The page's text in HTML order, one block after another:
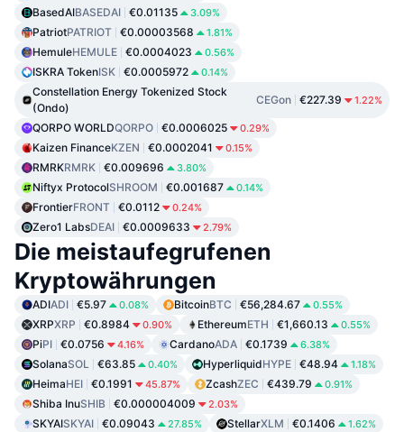
BasedAIBASEDAI €0.01135 3.09%
PatriotPATRIOT €0.00003568 1.81%
HemuleHEMULE €0.0004023 0.56%
ISKRA TokenISK €0.0005972 0.14%
Constellation Energy Tokenized Stock
(Ondo)
CEGon €227.39 1.22%
QORPO WORLDQORPO €0.0006025 0.29%
Kaizen FinanceKZEN €0.0002041 0.15%
RMRKRMRK €0.009696 3.80%
Niftyx ProtocolSHROOM €0.001687 0.14%
FrontierFRONT €0.0112 0.24%
Zero1 LabsDEAI €0.0009633 2.79%
Die meistaufegrufenen
Kryptowährungen
ADIADI €5.97 0.08% BitcoinBTC €56,284.67 0.55%
XRPXRP €0.8984 0.90% EthereumETH €1,660.13 0.55%
PiPI €0.0756 4.16% CardanoADA €0.1739 6.38%
SolanaSOL €63.85 0.40% HyperliquidHYPE €48.94 1.18%
HeimaHEI €0.1991 45.87% ZcashZEC €439.79 0.91%
Shiba InuSHIB €0.000004009 2.03%
SKYAISKYAI €0.09043 27.85% StellarXLM €0.1406 1.62%